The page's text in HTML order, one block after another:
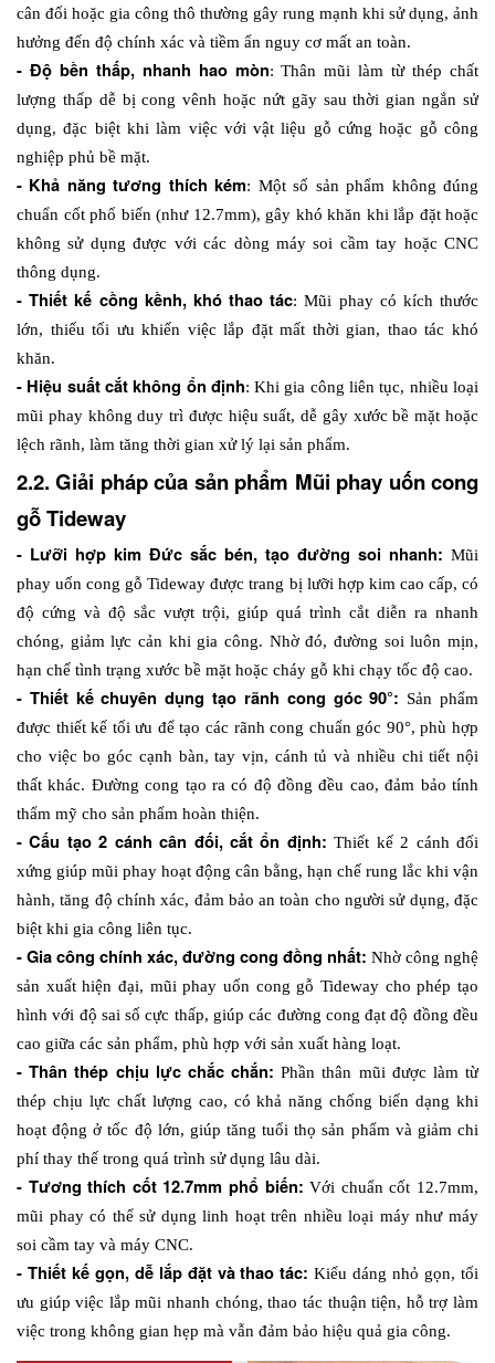
cân đối hoặc gia công thô thường gây rung mạnh khi sử dụng, ảnh
hưởng đến độ chính xác và tiềm ẩn nguy cơ mất an toàn.
- Độ bền thấp, nhanh hao mòn: Thân mũi làm từ thép chất
lượng thấp dễ bị cong vênh hoặc nứt gãy sau thời gian ngắn sử
dụng, đặc biệt khi làm việc với vật liệu gỗ cứng hoặc gỗ công
nghiệp phủ bề mặt.
- Khả năng tương thích kém: Một số sản phẩm không đúng
chuẩn cốt phổ biến (như 12.7mm), gây khó khăn khi lắp đặt hoặc
không sử dụng được với các dòng máy soi cầm tay hoặc CNC
thông dụng.
- Thiết kế cồng kềnh, khó thao tác: Mũi phay có kích thước
lớn, thiếu tối ưu khiến việc lắp đặt mất thời gian, thao tác khó
khăn.
- Hiệu suất cắt không ổn định: Khi gia công liên tục, nhiều loại
mũi phay không duy trì được hiệu suất, dễ gây xước bề mặt hoặc
lệch rãnh, làm tăng thời gian xử lý lại sản phẩm.
2.2. Giải pháp của sản phẩm Mũi phay uốn cong
gỗ Tideway
- Lưỡi hợp kim Đức sắc bén, tạo đường soi nhanh: Mũi
phay uốn cong gỗ Tideway được trang bị lưỡi hợp kim cao cấp, có
độ cứng và độ sắc vượt trội, giúp quá trình cắt diễn ra nhanh
chóng, giảm lực cản khi gia công. Nhờ đó, đường soi luôn mịn,
hạn chế tình trạng xước bề mặt hoặc cháy gỗ khi chạy tốc độ cao.
- Thiết kế chuyên dụng tạo rãnh cong góc 90°: Sản phẩm
được thiết kế tối ưu để tạo các rãnh cong chuẩn góc 90°, phù hợp
cho việc bo góc cạnh bàn, tay vịn, cánh tủ và nhiều chi tiết nội
thất khác. Đường cong tạo ra có độ đồng đều cao, đảm bảo tính
thẩm mỹ cho sản phẩm hoàn thiện.
- Cấu tạo 2 cánh cân đối, cắt ổn định: Thiết kế 2 cánh đối
xứng giúp mũi phay hoạt động cân bằng, hạn chế rung lắc khi vận
hành, tăng độ chính xác, đảm bảo an toàn cho người sử dụng, đặc
biệt khi gia công liên tục.
- Gia công chính xác, đường cong đồng nhất: Nhờ công nghệ
sản xuất hiện đại, mũi phay uốn cong gỗ Tideway cho phép tạo
hình với độ sai số cực thấp, giúp các đường cong đạt độ đồng đều
cao giữa các sản phẩm, phù hợp với sản xuất hàng loạt.
- Thân thép chịu lực chắc chắn: Phần thân mũi được làm từ
thép chịu lực chất lượng cao, có khả năng chống biến dạng khi
hoạt động ở tốc độ lớn, giúp tăng tuổi thọ sản phẩm và giảm chi
phí thay thế trong quá trình sử dụng lâu dài.
- Tương thích cốt 12.7mm phổ biến: Với chuẩn cốt 12.7mm,
mũi phay có thể sử dụng linh hoạt trên nhiều loại máy như máy
soi cầm tay và máy CNC.
- Thiết kế gọn, dễ lắp đặt và thao tác: Kiểu dáng nhỏ gọn, tối
ưu giúp việc lắp mũi nhanh chóng, thao tác thuận tiện, hỗ trợ làm
việc trong không gian hẹp mà vẫn đảm bảo hiệu quả gia công.